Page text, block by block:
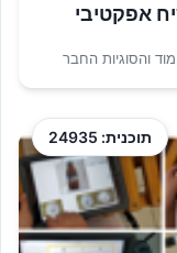
אפקטיבי
והסוגיות החבר
תוכנית: 24935